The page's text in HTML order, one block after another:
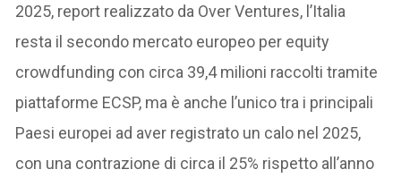
2025, report realizzato da Over Ventures, l’Italia
resta il secondo mercato europeo per equity
crowdfunding con circa 39,4 milioni raccolti tramite
piattaforme ECSP, ma è anche l’unico tra i principali
Paesi europei ad aver registrato un calo nel 2025,
con una contrazione di circa il 25% rispetto all’anno